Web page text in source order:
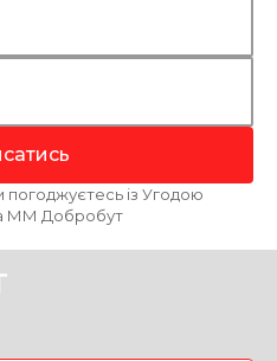
погоджуєтесь із Угодою
ММ Добробут